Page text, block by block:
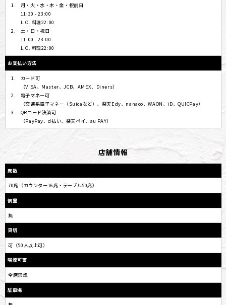
月・火・水・木・金・祝前日
11:30 - 23:00
L.O. 料理22:00
土・日・祝日
11:00 - 23:00
L.O. 料理22:00
お支払い方法
カード可
（VISA、Master、JCB、AMEX、Diners）
電子マネー可
（交通系電子マネー（Suicaなど）、楽天Edy、nanaco、WAON、iD、QUICPay）
QRコード決済可
（PayPay、d払い、楽天ペイ、au PAY）
店舗情報
席数
70席（カウンター16席・テーブル50席）
個室
無
貸切
可（50人以上可）
喫煙可否
全席禁煙
駐車場